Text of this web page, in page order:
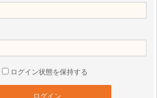
ログイン状態を保持する